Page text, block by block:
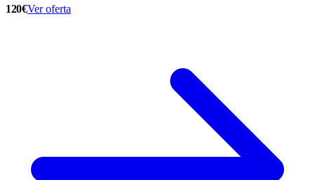
120€Ver oferta